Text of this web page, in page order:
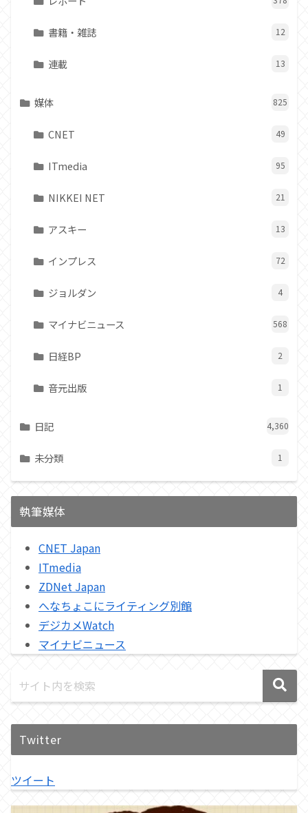
書籍・雑誌 12
連載 13
媒体 825
CNET 49
ITmedia 95
NIKKEI NET 21
アスキー 13
インプレス 72
ジョルダン 4
マイナビニュース 568
日経BP 2
音元出版 1
日記 4,360
未分類 1
執筆媒体
CNET Japan
ITmedia
ZDNet Japan
へなちょこにライティング別館
デジカメWatch
マイナビニュース
Twitter
ツイート